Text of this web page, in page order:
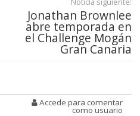
Jonathan Brownlee
abre temporada en
el Challenge Mogán
Gran Canaria
Accede para comentar
como usuario